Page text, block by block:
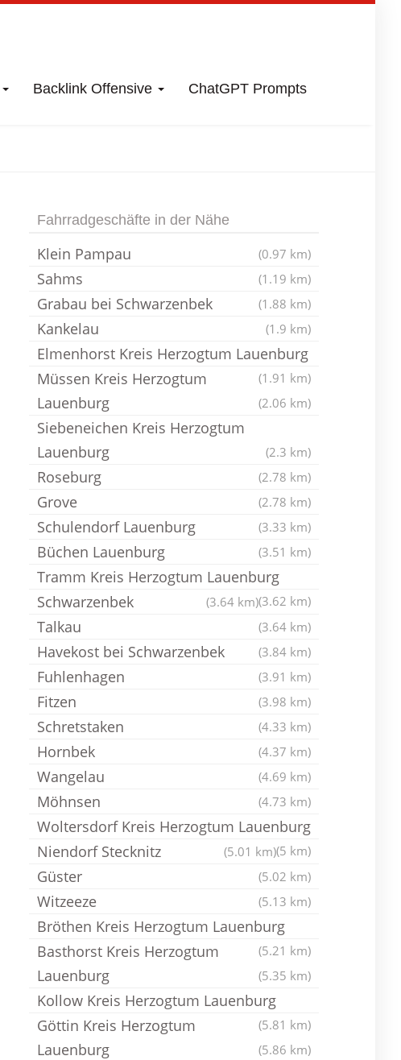
Backlink Offensive ChatGPT Prompts
Fahrradgeschäfte in der Nähe
Klein Pampau (0.97 km)
Sahms (1.19 km)
Grabau bei Schwarzenbek (1.88 km)
Kankelau (1.9 km)
Elmenhorst Kreis Herzogtum Lauenburg
(1.91 km)
Müssen Kreis Herzogtum
Lauenburg
(2.06 km)
Siebeneichen Kreis Herzogtum
Lauenburg
(2.3 km)
Roseburg (2.78 km)
Grove (2.78 km)
Schulendorf Lauenburg (3.33 km)
Büchen Lauenburg (3.51 km)
Tramm Kreis Herzogtum Lauenburg
(3.62 km)
Schwarzenbek (3.64 km)
Talkau (3.64 km)
Havekost bei Schwarzenbek (3.84 km)
Fuhlenhagen (3.91 km)
Fitzen (3.98 km)
Schretstaken (4.33 km)
Hornbek (4.37 km)
Wangelau (4.69 km)
Möhnsen (4.73 km)
Woltersdorf Kreis Herzogtum Lauenburg
(5 km)
Niendorf Stecknitz (5.01 km)
Güster (5.02 km)
Witzeeze (5.13 km)
Bröthen Kreis Herzogtum Lauenburg
(5.21 km)
Basthorst Kreis Herzogtum
Lauenburg
(5.35 km)
Kollow Kreis Herzogtum Lauenburg
(5.81 km)
Göttin Kreis Herzogtum
Lauenburg
(5.86 km)